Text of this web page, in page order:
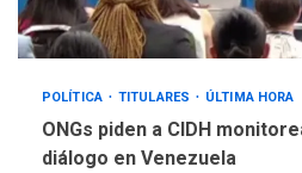
POLÍTICA TITULARES ÚLTIMA HORA
ONGs piden a CIDH
diálogo en Venezuela